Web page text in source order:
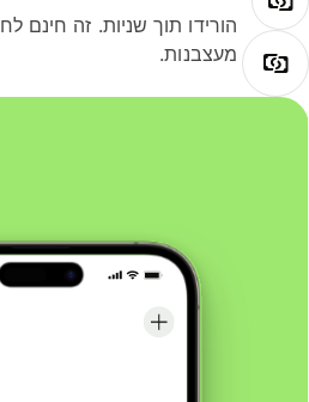
הורידו תוך שניות. זה חינם
מעצבנות.